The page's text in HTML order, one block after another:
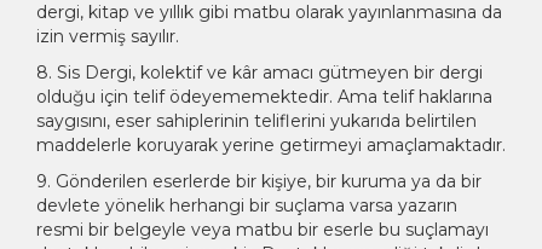
dergi, kitap ve yıllık gibi matbu olarak yayınlanmasına da
izin vermiş sayılır.
8. Sis Dergi, kolektif ve kâr amacı gütmeyen bir dergi
olduğu için telif ödeyememektedir. Ama telif haklarına
saygısını, eser sahiplerinin teliflerini yukarıda belirtilen
maddelerle koruyarak yerine getirmeyi amaçlamaktadır.
9. Gönderilen eserlerde bir kişiye, bir kuruma ya da bir
devlete yönelik herhangi bir suçlama varsa yazarın
resmi bir belgeyle veya matbu bir eserle bu suçlamayı